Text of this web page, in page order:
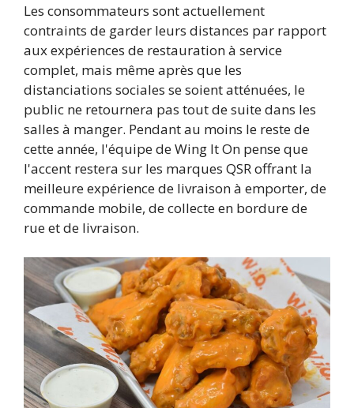
Les consommateurs sont actuellement
contraints de garder leurs distances par rapport
aux expériences de restauration à service
complet, mais même après que les
distanciations sociales se soient atténuées, le
public ne retournera pas tout de suite dans les
salles à manger. Pendant au moins le reste de
cette année, l'équipe de Wing It On pense que
l'accent restera sur les marques QSR offrant la
meilleure expérience de livraison à emporter, de
commande mobile, de collecte en bordure de
rue et de livraison.